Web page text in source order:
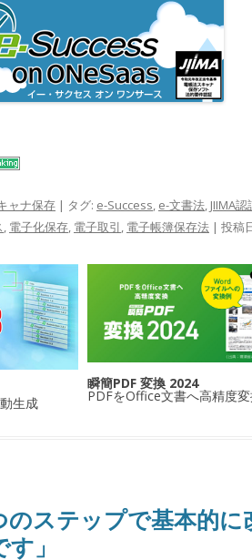
ャナ保存 | タグ: e-Success, e-文書法, JIIMA認
, 電子化保存, 電子取引, 電子帳簿保存法 | 投稿
生成
瞬簡PDF 変換 2024
PDFをOffice文書へ高精度
のステップで基本的
」